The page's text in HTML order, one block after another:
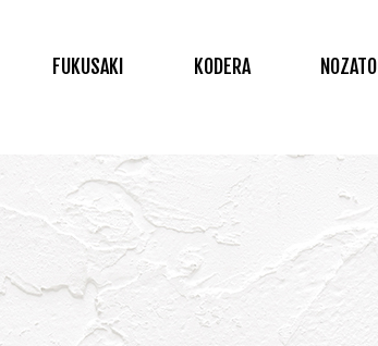
FUKUSAKI KODERA NOZATO